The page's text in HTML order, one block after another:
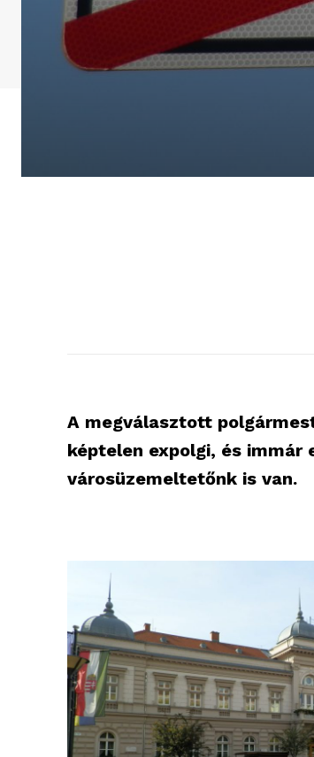
A megválasztott
képtelen expolgi, és immár
városüzemeltetőnk is van.